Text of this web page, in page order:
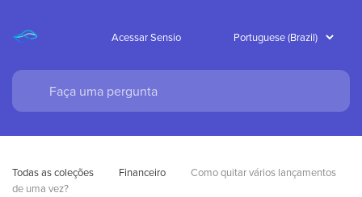
Acessar Sensio
Todas as coleções Financeiro
Como quitar vários lançamentos
de uma vez?